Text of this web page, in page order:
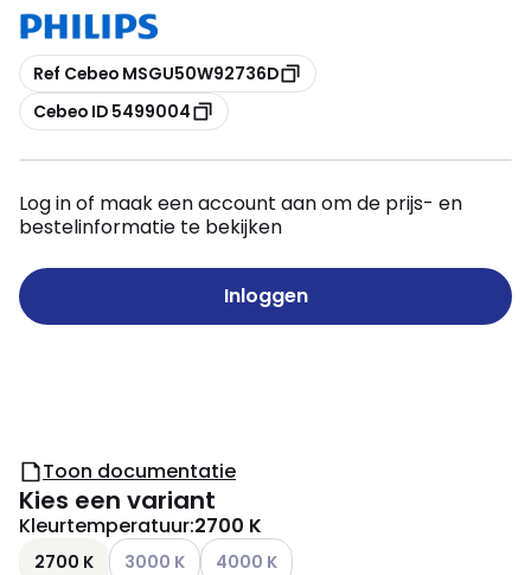
Kopiëren
Ref Cebeo MSGU50W92736D
Kopiëren
Cebeo ID 5499004
Log in of maak een account aan om de prijs- en
bestelinformatie te bekijken
Inloggen
Toon documentatie
Kies een variant
Kleurtemperatuur:2700 K
2700 K Andere varianten (Huidige combinatie niet
3000 K Andere varianten (Huidige combinatie
4000 K